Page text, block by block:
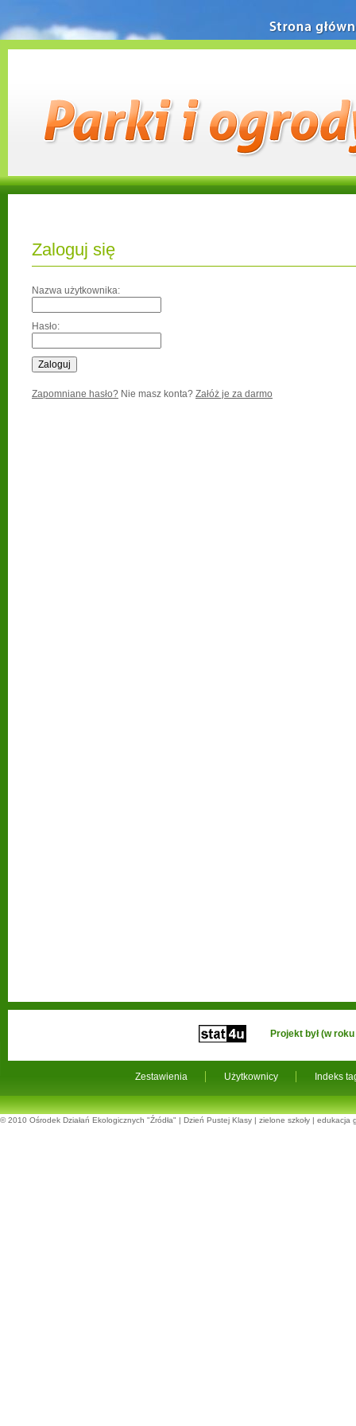
Zaloguj się
Nazwa użytkownika:
Hasło:
Zapomniane hasło? Nie masz konta? Załóż je za darmo
Strona główna
Zestawienia Użytkownicy Indeks
Projekt był (w
© 2010 Ośrodek Działań Ekologicznych "Źródła" | Dzień Pustej Klasy | zielone szkoły | edukacja